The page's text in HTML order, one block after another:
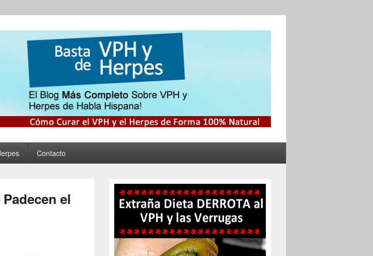
Humano y el Herpes
las Verrugas Genitales
Contacto
el
Primary
Sidebar
Widget
Area